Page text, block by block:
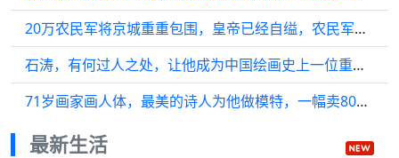
20万农民军将京城重重包围，皇帝已经自缢，农民军领袖为何还失败
石涛，有何过人之处，让他成为中国绘画史上一位重要人物的呢
71岁画家画人体，最美的诗人为他做模特，一幅卖800多万
最新生活